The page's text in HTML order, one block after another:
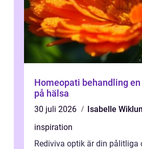
Homeopati behandling en helhetssyn
på hälsa
30 juli 2026
Isabelle
inspiration
Rediviva optik är din pålitliga